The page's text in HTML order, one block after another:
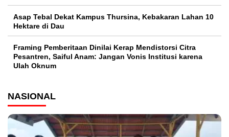
Asap Tebal Dekat Kampus Thursina, Kebakaran Lahan 10
Hektare di Dau
Framing Pemberitaan Dinilai Kerap Mendistorsi Citra
Pesantren, Saiful Anam: Jangan Vonis Institusi karena
Ulah Oknum
NASIONAL